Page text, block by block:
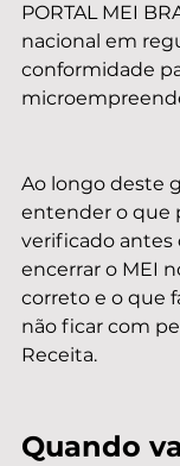
PORTAL MEI
nacional em
conformidade
Ao longo deste
entender o que
verificado antes
encerrar o MEI
correto e o que
não ficar com
Receita.
Quando